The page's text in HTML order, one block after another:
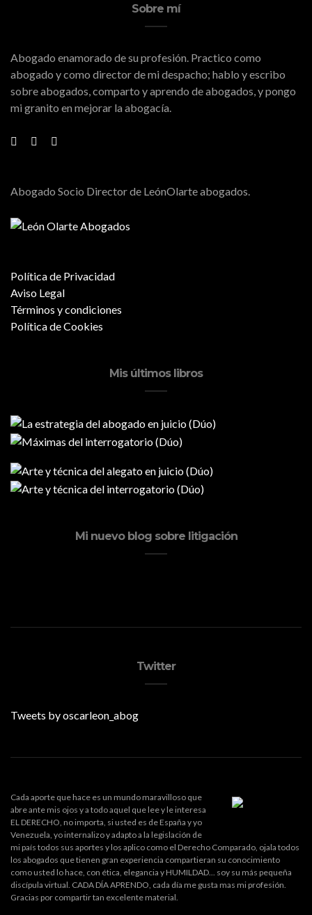
Sobre mí
Abogado enamorado de su profesión. Practico como
abogado y como director de mi despacho; hablo y escribo
sobre abogados, comparto y aprendo de abogados, y pongo
mi granito en mejorar la abogacía.
Abogado Socio Director de LeónOlarte abogados.
Política de Privacidad
Aviso Legal
Términos y condiciones
Política de Cookies
Mis últimos libros
Mi nuevo blog sobre litigación
Twitter
Tweets by oscarleon_abog
Cada aporte que hace es un mundo maravilloso que
abre ante mis ojos y a todo aquel que lee y le interesa
EL DERECHO, no importa, si usted es de España y yo
Venezuela, yo internalizo y adapto a la legislación de
mi país todos sus aportes y los aplico como el Derecho Comparado, ojala todos
los abogados que tienen gran experiencia compartieran su conocimiento
como usted lo hace, con ética, elegancia y HUMILDAD... soy su más pequeña
discípula virtual. CADA DÍA APRENDO, cada día me gusta mas mi profesión.
Gracias por compartir tan excelente material.